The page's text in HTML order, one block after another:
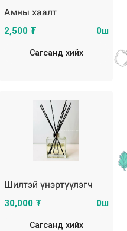
Амны хаалт
2,500 ₮ 0ш
Сагсанд хийх
Шилтэй үнэртүүлэгч
30,000 ₮ 0ш
Сагсанд хийх